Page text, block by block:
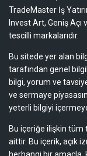
TradeMaster İş
Invest Art, Geniş Açı
tescilli markalarıdır.
Bu sitede yer alan
tarafından genel
bilgi, yorum ve
ve sermaye
yeterli bilgiyi
Bu içeriğe ilişkin tüm
aittir. Bu içerik, açık